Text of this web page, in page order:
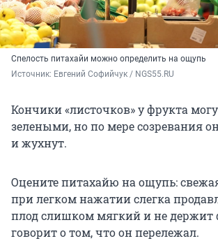
Спелость питахайи можно определить на ощупь
Источник: Евгений Софийчук / NGS55.RU
Кончики «листочков» у фрукта
зелеными, но по мере созревания
и жухнут.
Оцените питахайю на ощупь:
при легком нажатии слегка
плод слишком мягкий и не держит
говорит о том, что он перележал.